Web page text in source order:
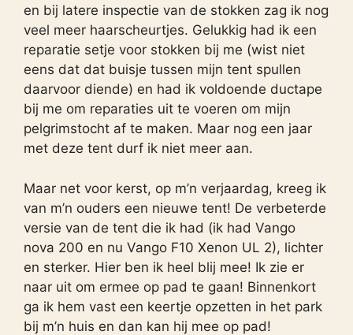
en bij latere inspectie van de stokken zag ik nog
veel meer haarscheurtjes. Gelukkig had ik een
reparatie setje voor stokken bij me (wist niet
eens dat dat buisje tussen mijn tent spullen
daarvoor diende) en had ik voldoende ductape
bij me om reparaties uit te voeren om mijn
pelgrimstocht af te maken. Maar nog een jaar
met deze tent durf ik niet meer aan.
Maar net voor kerst, op m’n verjaardag, kreeg ik
van m’n ouders een nieuwe tent! De verbeterde
versie van de tent die ik had (ik had Vango
nova 200 en nu Vango F10 Xenon UL 2), lichter
en sterker. Hier ben ik heel blij mee! Ik zie er
naar uit om ermee op pad te gaan! Binnenkort
ga ik hem vast een keertje opzetten in het park
bij m’n huis en dan kan hij mee op pad!